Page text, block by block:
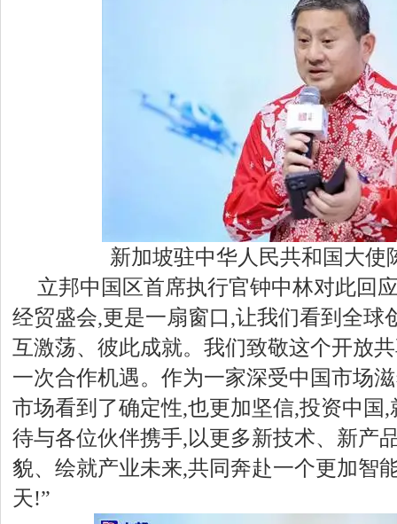
新加坡驻中华人民共和国大使
立邦中国区首席执行官钟中林对此回
经贸盛会,更是一扇窗口,让我们看到全球
互激荡、彼此成就。我们致敬这个开放
一次合作机遇。作为一家深受中国市场
市场看到了确定性,也更加坚信,投资中国
待与各位伙伴携手,以更多新技术、新产
貌、绘就产业未来,共同奔赴一个更加智
天!”